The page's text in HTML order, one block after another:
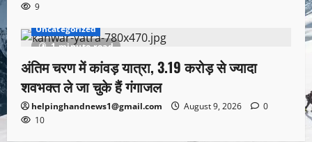
9
1 minute read
Uncategorized
अंतिम चरण में कांवड़ यात्रा, 3.19 करोड़ से ज्यादा
शवभक्त ले जा चुके हैं गंगाजल
helpinghandnews1@gmail.com August 9, 2026
0
10